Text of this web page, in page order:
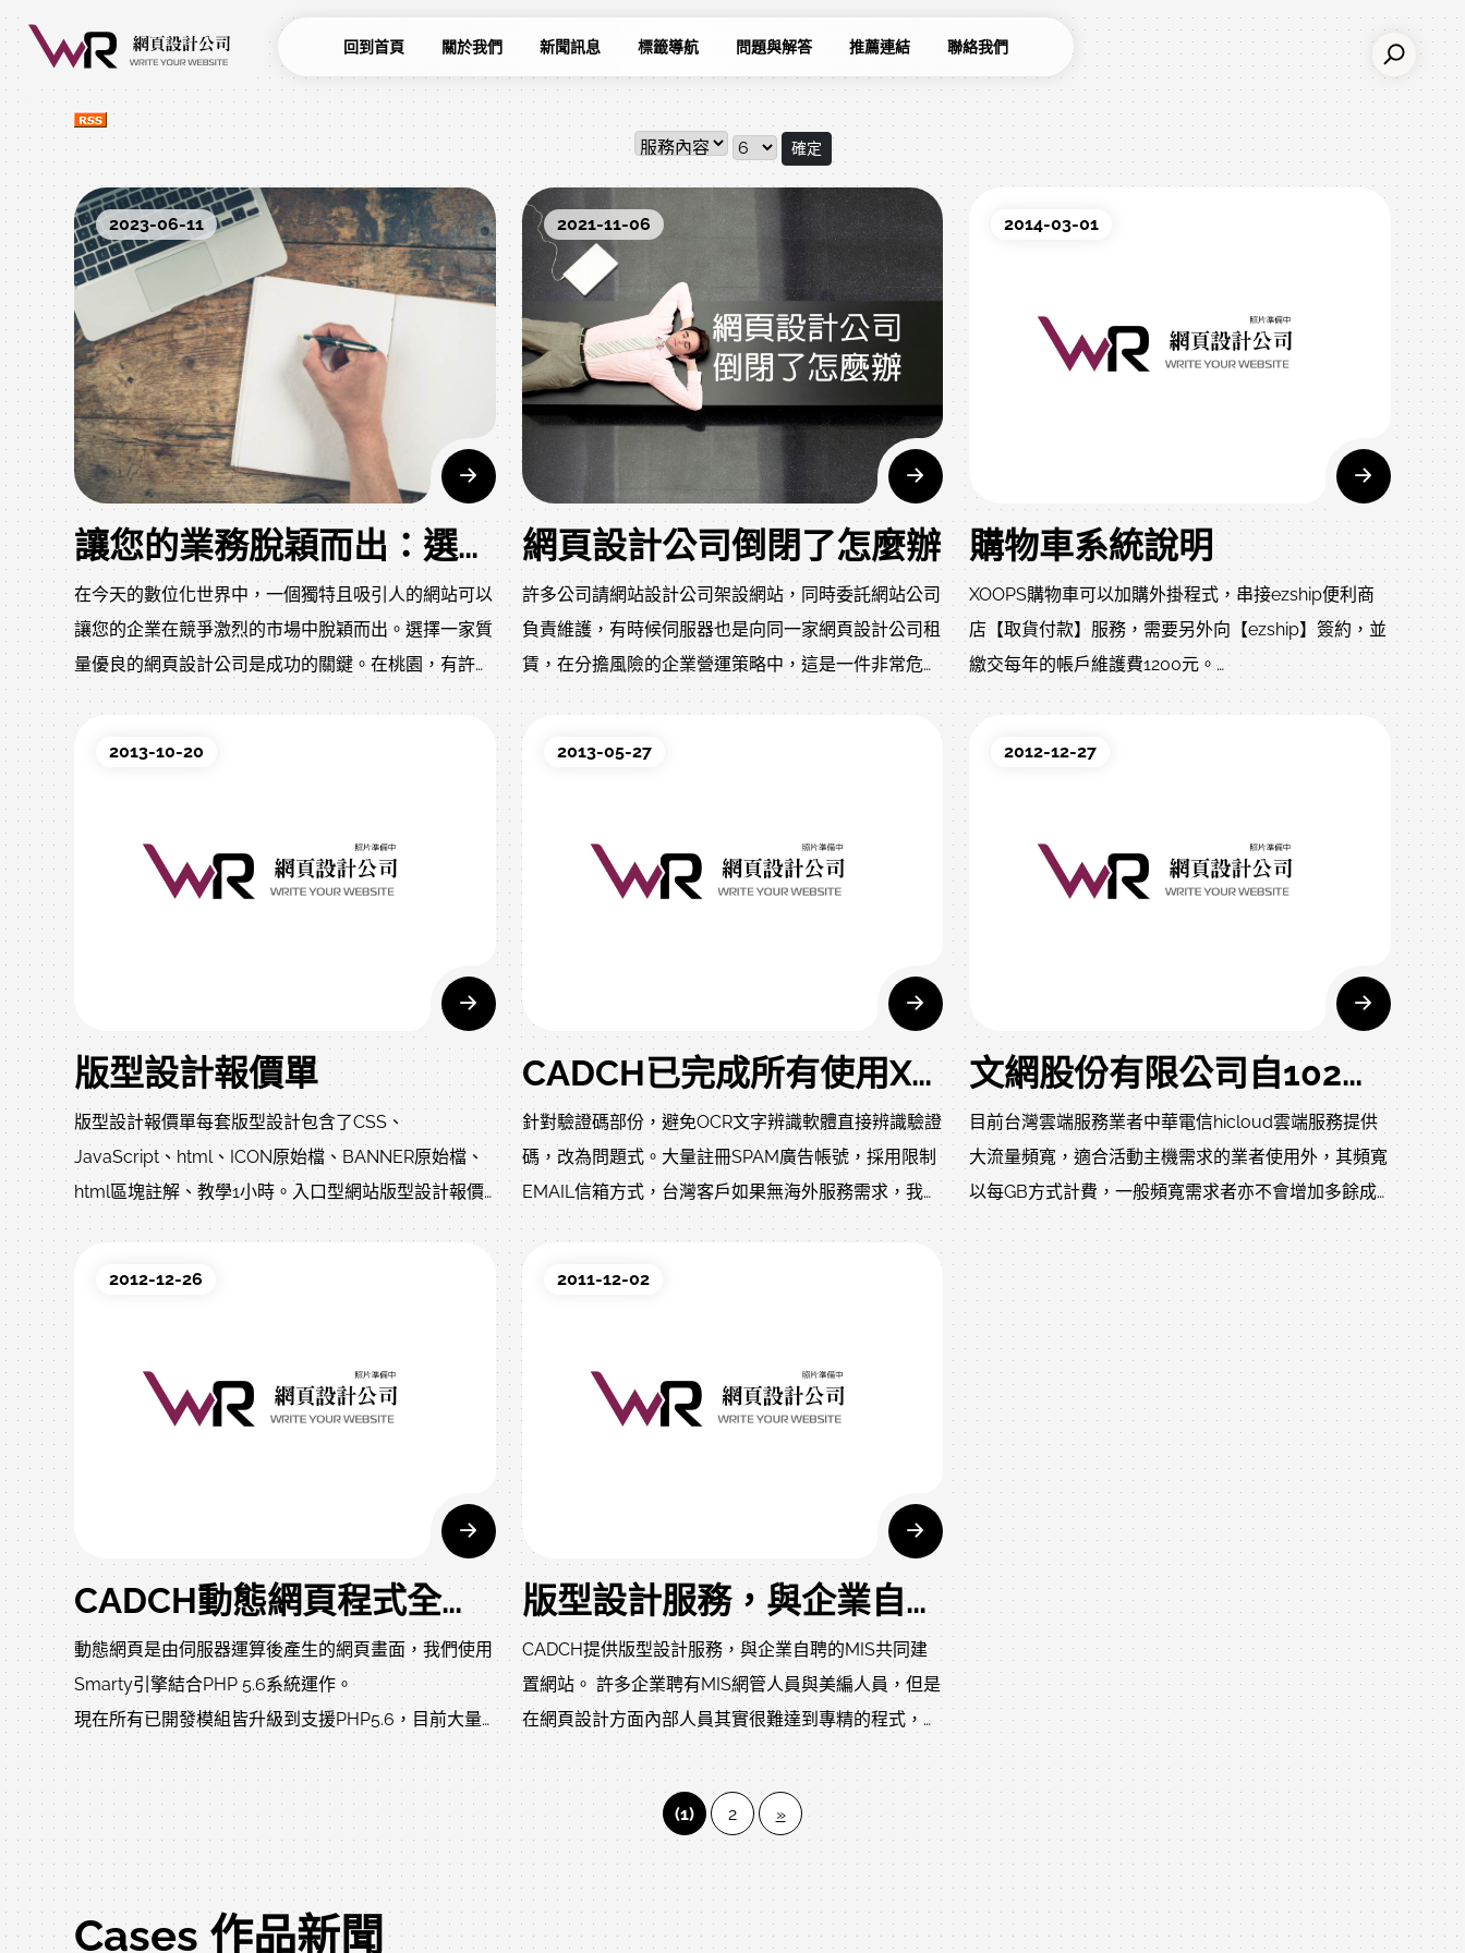
回到首頁 關於我們 新聞訊息 標籤導航 問題與解答 推薦連結 聯絡我們
確定
2023-06-11
讓您的業務脫穎而出：選擇桃園的WR網頁設計公司
在今天的數位化世界中，一個獨特且吸引人的網站可以
讓您的企業在競爭激烈的市場中脫穎而出。選擇一家質
量優良的網頁設計公司是成功的關鍵。在桃園，有許多
頂尖的網頁設計公司可以幫助您實現這個目標。
2021-11-06
網頁設計公司倒閉了怎麼辦
許多公司請網站設計公司架設網站，同時委託網站公司
負責維護，有時候伺服器也是向同一家網頁設計公司租
賃，在分擔風險的企業營運策略中，這是一件非常危險
的維護方案。
2014-03-01
購物車系統說明
XOOPS購物車可以加購外掛程式，串接ezship便利商
店【取貨付款】服務，需要另外向【ezship】簽約，並
繳交每年的帳戶維護費1200元。
串接ezship店到店服務目前支援OK、萊爾富、全家便
2013-10-20
版型設計報價單
版型設計報價單每套版型設計包含了CSS、
JavaScript、html、ICON原始檔、BANNER原始檔、
html區塊註解、教學1小時。入口型網站版型設計報價
項目基本費主視覺6個區塊內容主選單、頁腳動態主視
覺區塊一、區塊二價格4000元8000元4000元基本型
網站項目基本費主視覺1個區塊內容主選單、頁腳固定
2013-05-27
CADCH已完成所有使用XOOPS2.5.5的客戶升級至XOOPS2.5.6
針對驗證碼部份，避免OCR文字辨識軟體直接辨識驗證
碼，改為問題式。大量註冊SPAM廣告帳號，採用限制
EMAIL信箱方式，台灣客戶如果無海外服務需求，我們
增加了IP限制功能。
2012-12-27
文網股份有限公司自102年1月1日起，提供中華電信雲端運算主機設定服務與操作教學。
目前台灣雲端服務業者中華電信hicloud雲端服務提供
大流量頻寬，適合活動主機需求的業者使用外，其頻寬
以每GB方式計費，一般頻寬需求者亦不會增加多餘成
本，買多少算多少。
2012-12-26
CADCH動態網頁程式全面支援PHP 5.6版本
動態網頁是由伺服器運算後產生的網頁畫面，我們使用
Smarty引擎結合PHP 5.6系統運作。
現在所有已開發模組皆升級到支援PHP5.6，目前大量
使用的PHP 5.4主機將開始進行升級。
同時PHP於2015年12月20日發佈的PHP 7版本，我們已
經開始著手進行支援性修改，是業界大量客制化最新，
升級速度最快的公司之一。
CADCH使用嚴苛的寫作方式設計，同時開始為PHP7與
HTTP2佈局。
2011-12-02
版型設計服務，與企業自有MIS共同建設企業形象網站
CADCH提供版型設計服務，與企業自聘的MIS共同建
置網站。 許多企業聘有MIS網管人員與美編人員，但是
在網頁設計方面內部人員其實很難達到專精的程式，目
前網頁技術邁入HTML5的時代，網頁的語法要求越來
越嚴謹，沒有每天在學習網頁技術的設計師很難達到專
業的水準。 CADCH網頁設計公司對HTML網頁語法基
本要求達到W3C規範外更注重HTML與JavaScript互動
程式間的緊密整合，藉由CADCH開發網頁框架，並與
企業內部技術人員討論訂定出設計規範，可以達成【由
(1) 2 »
Cases 作品新聞